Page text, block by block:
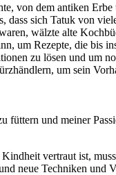
von dem antiken Erbe
dass sich Tatuk von
wälzte alte
um Rezepte, die bis
zu lösen und um
um sein
füttern und meiner
vertraut ist,
neue Techniken und